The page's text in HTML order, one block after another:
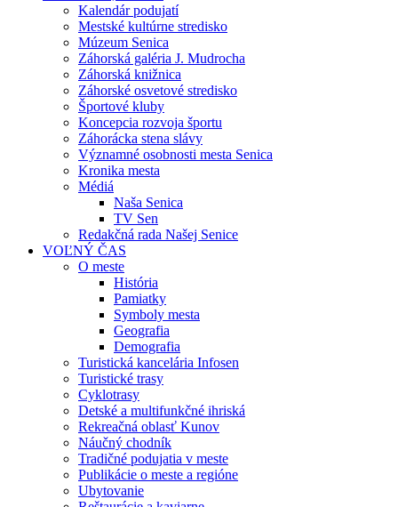
Kalendár podujatí
Mestské kultúrne stredisko
Múzeum Senica
Záhorská galéria J. Mudrocha
Záhorská knižnica
Záhorské osvetové stredisko
Športové kluby
Koncepcia rozvoja športu
Záhorácka stena slávy
Významné osobnosti mesta Senica
Kronika mesta
Médiá
Naša Senica
TV Sen
Redakčná rada Našej Senice
VOĽNÝ ČAS
O meste
História
Pamiatky
Symboly mesta
Geografia
Demografia
Turistická kancelária Infosen
Turistické trasy
Cyklotrasy
Detské a multifunkčné ihriská
Rekreačná oblasť Kunov
Náučný chodník
Tradičné podujatia v meste
Publikácie o meste a regióne
Ubytovanie